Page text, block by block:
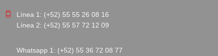
Línea 1: (+52) 55 55 26 08 16
Línea 2: (+52) 55 57 72 12 09
Whatsapp 1: (+52) 55 36 72 08 77